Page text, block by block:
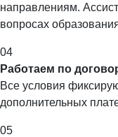
направлениям.
вопросах
04
Работаем по
Все условия
дополнительных
05